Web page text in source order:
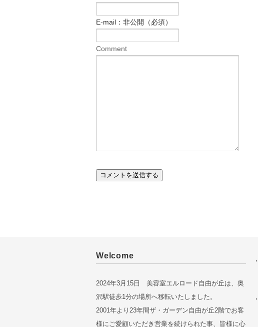
E-mail：非公開（必須）
Comment
Welcome
2024年3月15日 美容室エルロード自由が丘は、奥
沢駅徒歩1分の場所へ移転いたしました。
2001年より23年間ザ・ガーデン自由が丘2階でお客
様にご愛顧いただき営業を続けられた事、皆様に心
・
・